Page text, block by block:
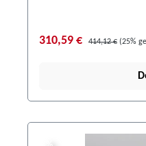
310,59 € 414,12 € (25%